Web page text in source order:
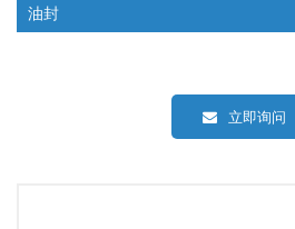
油封
立即询问